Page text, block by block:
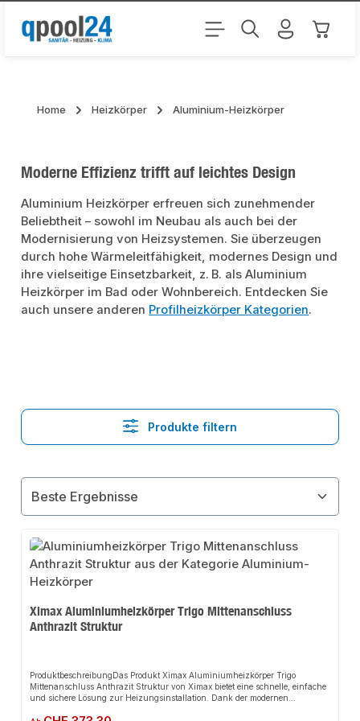
Zum Hauptinhalt springen
Home Heizkörper Aluminium-Heizkörper
Moderne Effizienz trifft auf leichtes Design
Aluminium Heizkörper erfreuen sich zunehmender
Beliebtheit – sowohl im Neubau als auch bei der
Modernisierung von Heizsystemen. Sie überzeugen
durch hohe Wärmeleitfähigkeit, modernes Design und
ihre vielseitige Einsetzbarkeit, z. B. als Aluminium
Heizkörper im Bad oder Wohnbereich. Entdecken Sie
auch unsere anderen Profilheizkörper Kategorien.
Produkte filtern
Ximax Aluminiumheizkörper Trigo Mittenanschluss
Anthrazit Struktur
ProduktbeschreibungDas Produkt Ximax Aluminiumheizkörper Trigo
Mittenanschluss Anthrazit Struktur von Ximax bietet eine schnelle, einfache
und sichere Lösung zur Heizungsinstallation. Dank der modernen
Regulärer Preis: